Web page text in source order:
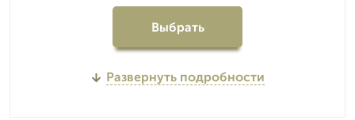
Выбрать
Развернуть подробности